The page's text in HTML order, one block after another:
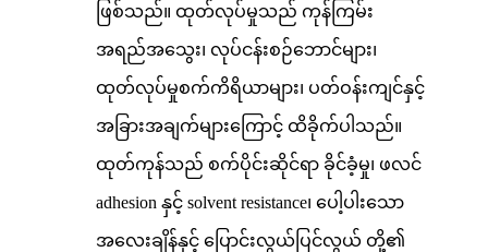
ဖြစ်သည်။ ထုတ်လုပ်မှုသည် ကုန်ကြမ်း
အရည်အသွေး၊ လုပ်ငန်းစဉ်ဘောင်များ၊
ထုတ်လုပ်မှုစက်ကိရိယာများ၊ ပတ်ဝန်းကျင်နှင့်
အခြားအချက်များကြောင့် ထိခိုက်ပါသည်။
ထုတ်ကုန်သည် စက်ပိုင်းဆိုင်ရာ ခိုင်ခံ့မှု၊ ဖလင်
adhesion နှင့် solvent resistance၊ ပေါ့ပါးသော
အလေးချိန်နှင့် ပြောင်းလွယ်ပြင်လွယ် တို့၏